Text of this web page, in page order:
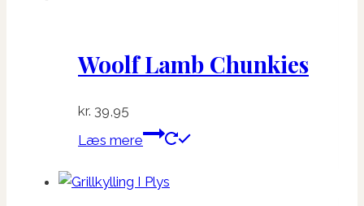
Woolf Lamb Chunkies
kr. 39,95
Læs mere